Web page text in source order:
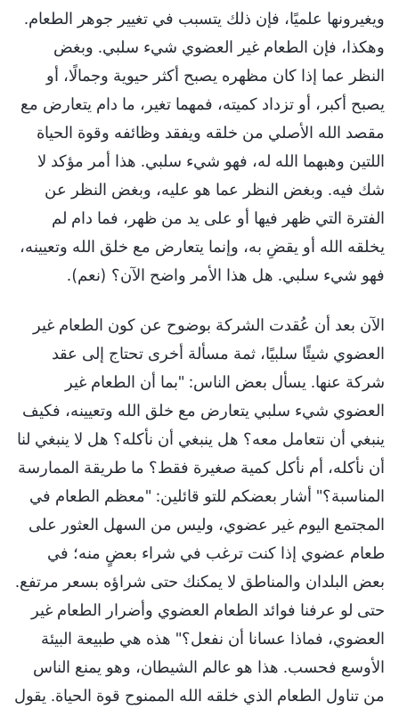
ويغيرونها علميًا، فإن ذلك يتسبب في تغيير جوهر الطعام.
وهكذا، فإن الطعام غير العضوي شيء سلبي. وبغض
النظر عما إذا كان مظهره يصبح أكثر حيوية وجمالًا، أو
يصبح أكبر، أو تزداد كميته، فمهما تغير، ما دام يتعارض مع
مقصد الله الأصلي من خلقه ويفقد وظائفه وقوة الحياة
اللتين وهبهما الله له، فهو شيء سلبي. هذا أمر مؤكد لا
شك فيه. وبغض النظر عما هو عليه، وبغض النظر عن
الفترة التي ظهر فيها أو على يد من ظهر، فما دام لم
يخلقه الله أو يقضِ به، وإنما يتعارض مع خلق الله وتعيينه،
فهو شيء سلبي. هل هذا الأمر واضح الآن؟ (نعم).
الآن بعد أن عُقدت الشركة بوضوح عن كون الطعام غير
العضوي شيئًا سلبيًا، ثمة مسألة أخرى تحتاج إلى عقد
شركة عنها. يسأل بعض الناس: "بما أن الطعام غير
العضوي شيء سلبي يتعارض مع خلق الله وتعيينه، فكيف
ينبغي أن نتعامل معه؟ هل ينبغي أن نأكله؟ هل لا ينبغي لنا
أن نأكله، أم نأكل كمية صغيرة فقط؟ ما طريقة الممارسة
المناسبة؟" أشار بعضكم للتو قائلين: "معظم الطعام في
المجتمع اليوم غير عضوي، وليس من السهل العثور على
طعام عضوي إذا كنت ترغب في شراء بعضٍ منه؛ في
بعض البلدان والمناطق لا يمكنك حتى شراؤه بسعر مرتفع.
حتى لو عرفنا فوائد الطعام العضوي وأضرار الطعام غير
العضوي، فماذا عسانا أن نفعل؟" هذه هي طبيعة البيئة
الأوسع فحسب. هذا هو عالم الشيطان، وهو يمنع الناس
من تناول الطعام الذي خلقه الله الممنوح قوة الحياة. يقول